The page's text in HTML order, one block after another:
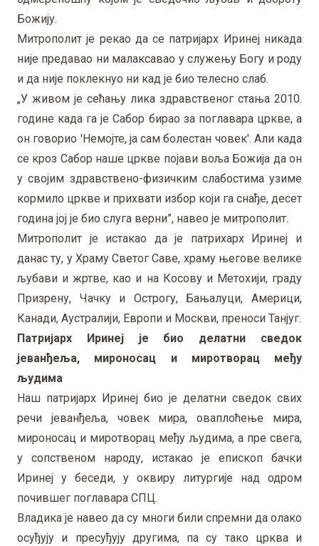
Божију.
Митрополит је рекао да се патријарх Иринеј никада
није предавао ни малаксавао у служењу Богу и роду
и да није поклекнуо ни кад је био телесно слаб.
„У живом је сећању лика здравственог стања 2010.
године када га је Сабор бирао за поглавара цркве, а
он говорио 'Немојте, ја сам болестан човек'. Али када
се кроз Сабор наше цркве појави воља Божија да он
у својим здравствено-физичким слабостима узиме
кормило цркве и прихвати избор који га снађе, десет
година јој је био слуга верни”, навео је митрополит.
Митрополит је истакао да је патрихарх Иринеј и
данас ту, у Храму Светог Саве, храму његове велике
љубави и жртве, као и на Косову и Метохији, граду
Призрену, Чачку и Острогу, Бањалуци, Америци,
Канади, Аустралији, Европи и Москви, преноси Танјуг.
Патријарх Иринеј је био делатни сведок
јеванђеља, мироносац и миротворац међу
људима
Наш патријарх Иринеј био је делатни сведок свих
речи јеванђеља, човек мира, оваплоћење мира,
мироносац и миротворац међу људима, а пре свега,
у сопственом народу, истакао је епископ бачки
Иринеј у беседи, у оквиру литургије над одром
почившег поглавара СПЦ.
Владика је навео да су многи били спремни да олако
осуђују и пресуђују другима, па су тако црква и